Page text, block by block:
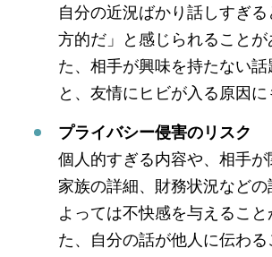
自分の近況ばかり話しすぎ
方的だ」と感じられることが
た、相手が興味を持たない
と、友情にヒビが入る原因に
プライバシー侵害のリスク
個人的すぎる内容や、相手
家族の詳細、財務状況など
よっては不快感を与えること
た、自分の話が他人に伝わ